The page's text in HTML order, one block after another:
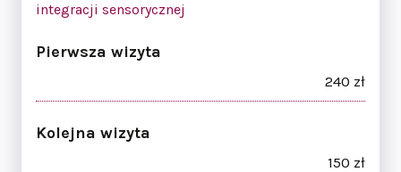
integracji sensorycznej
Pierwsza wizyta
240 zł
Kolejna wizyta
150 zł